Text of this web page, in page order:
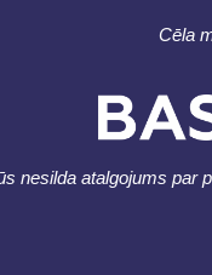
Cēla
nesilda atalgojums par